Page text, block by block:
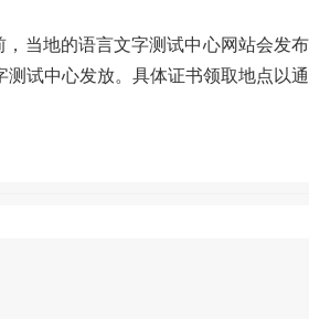
当地的语言文字测试中心网站会发布
试中心发放。具体证书领取地点以通